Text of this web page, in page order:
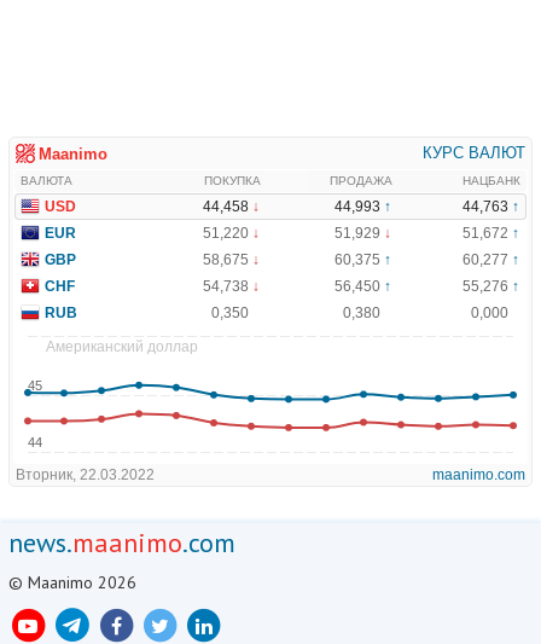
news.maanimo.com
© Maanimo 2026